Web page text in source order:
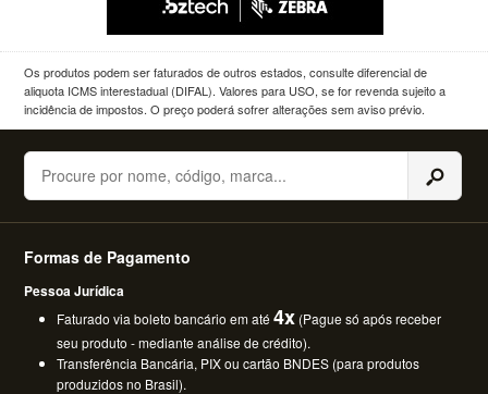
Os produtos podem ser faturados de outros estados, consulte diferencial de
aliquota ICMS interestadual (DIFAL). Valores para USO, se for revenda sujeito a
incidência de impostos. O preço poderá sofrer alterações sem aviso prévio.
Buscar
Formas de Pagamento
Pessoa Jurídica
Faturado via boleto bancário em até4x (Pague só após receber
seu produto - mediante análise de crédito).
Transferência Bancária, PIX ou cartão BNDES (para produtos
produzidos no Brasil).